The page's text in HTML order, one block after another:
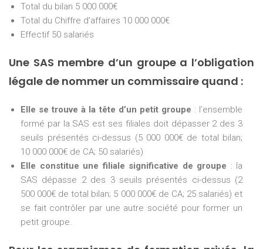
Total du bilan 5 000 000€
Total du Chiffre d’affaires 10 000 000€
Effectif 50 salariés
Une SAS membre d’un groupe a l’obligation
légale de nommer un commissaire quand :
Elle se trouve à la tête d’un petit groupe : l’ensemble
formé par la SAS est ses filiales doit dépasser 2 des 3
seuils présentés ci-dessus (5 000 000€ de total bilan;
10 000 000€ de CA; 50 salariés)
Elle constitue une filiale significative de groupe : la
SAS dépasse 2 des 3 seuils présentés ci-dessus (2
500 000€ de total bilan; 5 000 000€ de CA; 25 salariés) et
se fait contrôler par une autre société pour former un
petit groupe.